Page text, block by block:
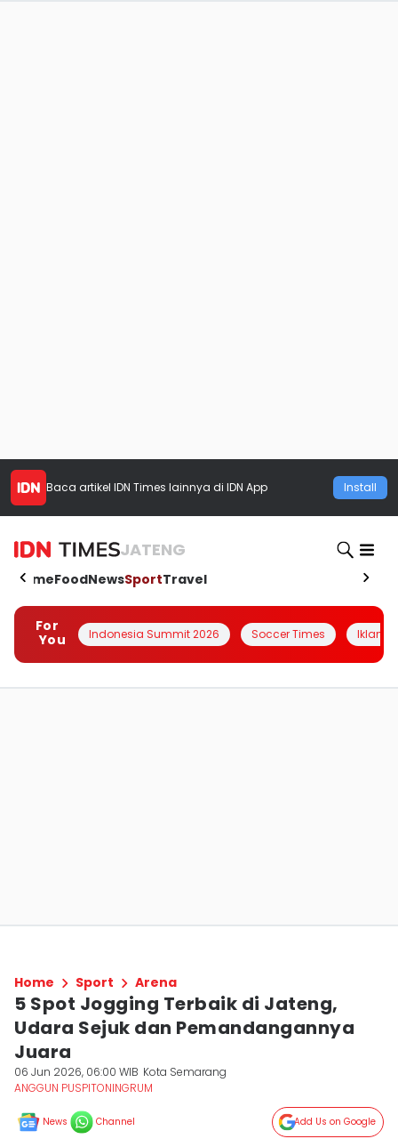
Baca artikel IDN Times lainnya di IDN App Install
JATENG
HomeFoodNewsSportTravel
For
You
Indonesia Summit 2026 Soccer Times Iklanin
Home Sport Arena
5 Spot Jogging Terbaik di Jateng,
Udara Sejuk dan Pemandangannya
Juara
06 Jun 2026, 06:00 WIB Kota Semarang
ANGGUN PUSPITONINGRUM
News Channel Add Us on Google